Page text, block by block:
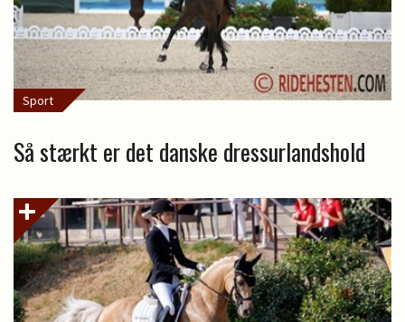
Sport
Så stærkt er det danske dressurlandshold